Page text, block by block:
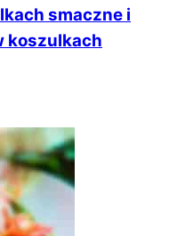
smaczne i
koszulkach